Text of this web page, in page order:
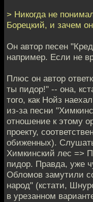
> Никогда не
Борецкий, и зачем
Он автор песен
например. Если не
Плюс он автор
ты пидор!" -- она,
того, как Нойз
из-за песни
отношение к этому
проекту,
обиженных).
Химкинский лес =>
пидор. Правда, уже
Обломов замутили
народ" (кстати,
в урезанном